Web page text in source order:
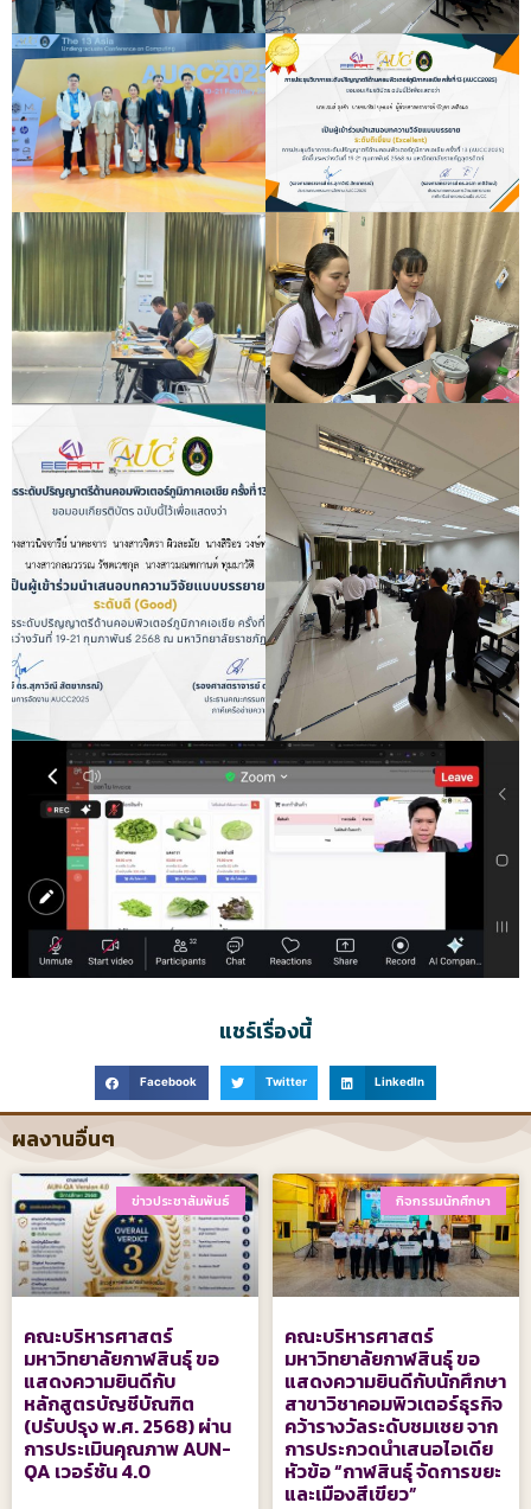
แชร์เรื่องนี้
Facebook Twitter LinkedIn
ผลงานอื่นๆ
ข่าวประชาสัมพันธ์
คณะบริหารศาสตร์
มหาวิทยาลัยกาฬสินธุ์ ขอ
แสดงความยินดีกับ
หลักสูตรบัญชีบัณฑิต
(ปรับปรุง พ.ศ. 2568) ผ่าน
การประเมินคุณภาพ AUN-
QA เวอร์ชัน 4.0
กิจกรรมนักศึกษา
คณะบริหารศาสตร์
มหาวิทยาลัยกาฬสินธุ์ ขอ
แสดงความยินดีกับนักศึกษา
สาขาวิชาคอมพิวเตอร์ธุรกิจ
คว้ารางวัลระดับชมเชย จาก
การประกวดนำเสนอไอเดีย
หัวข้อ “กาฬสินธุ์ จัดการขยะ
และเมืองสีเขียว”